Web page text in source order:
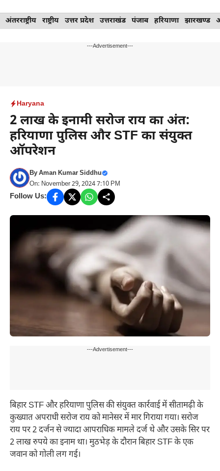
Skip
to
अंतरराष्ट्रीय राष्ट्रीय उत्तर प्रदेश उत्तराखंड पंजाब हरियाणा झारखण्ड
---Advertisement---
Haryana
2 लाख के इनामी सरोज राय का अंत:
हरियाणा पुलिस और STF का संयुक्त
ऑपरेशन
ByAman Kumar Siddhu
On: November 29, 2024 7:10 PM
Follow Us:
---Advertisement---
बिहार STF और हरियाणा पुलिस की संयुक्त कार्रवाई में सीतामढ़ी के
कुख्यात अपराधी सरोज राय को मानेसर में मार गिराया गया। सरोज
राय पर 2 दर्जन से ज्यादा आपराधिक मामले दर्ज थे और उसके सिर पर
2 लाख रुपये का इनाम था। मुठभेड़ के दौरान बिहार STF के एक
जवान को गोली लग गई।